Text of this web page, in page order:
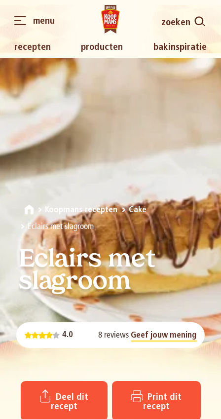
recepten producten bakinspiratie
zoeken
menu
Koopmans recepten Cake
Eclairs met slagroom
Eclairs met
slagroom
4.0 8 reviews Geef jouw mening
recept
recept